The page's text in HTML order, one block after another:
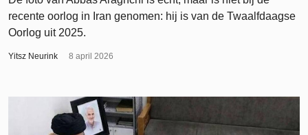
recente oorlog in Iran genomen: hij is van de Twaalfdaagse
Oorlog uit 2025.
Yitsz Neurink 8 april 2026